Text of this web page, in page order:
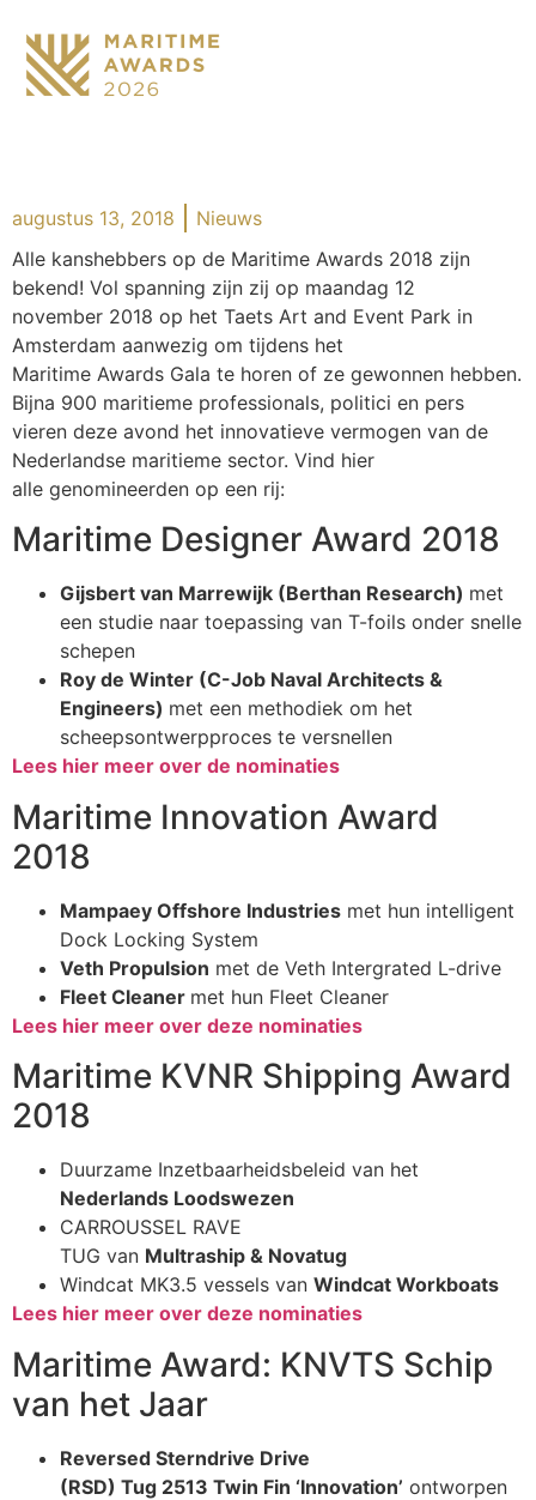
augustus 13, 2018
Nieuws
Alle kanshebbers op de Maritime Awards 2018 zijn
bekend! Vol spanning zijn zij op maandag 12
november 2018 op het Taets Art and Event Park in
Amsterdam aanwezig om tijdens het
Maritime Awards Gala te horen of ze gewonnen hebben.
Bijna 900 maritieme professionals, politici en pers
vieren deze avond het innovatieve vermogen van de
Nederlandse maritieme sector. Vind hier
alle genomineerden op een rij:
Maritime Designer Award 2018
Gijsbert van Marrewijk (Berthan Research) met
een studie naar toepassing van T-foils onder snelle
schepen
Roy de Winter (C-Job Naval Architects &
Engineers) met een methodiek om het
scheepsontwerpproces te versnellen
Lees hier meer over de nominaties
Maritime Innovation Award
2018
Mampaey Offshore Industries met hun intelligent
Dock Locking System
Veth Propulsion met de Veth Intergrated L-drive
Fleet Cleaner met hun Fleet Cleaner
Lees hier meer over deze nominaties
Maritime KVNR Shipping Award
2018
Duurzame Inzetbaarheidsbeleid van het
Nederlands Loodswezen
CARROUSSEL RAVE
TUG van Multraship & Novatug
Windcat MK3.5 vessels van Windcat Workboats
Lees hier meer over deze nominaties
Maritime Award: KNVTS Schip
van het Jaar
Reversed Sterndrive Drive
(RSD) Tug 2513 Twin Fin ‘Innovation’ ontworpen